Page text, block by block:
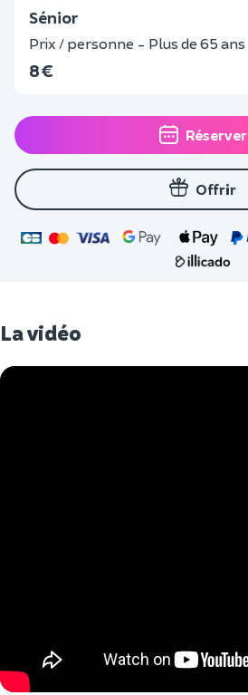
Sénior
Prix / personne - Plus de 65 ans
8 €
Réserver
Offrir
La vidéo